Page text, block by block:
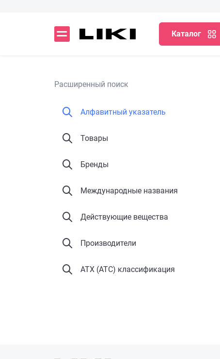
Каталог
Расширенный поиск
Алфавитный указатель
Товары
Бренды
Международные названия
Действующие вещества
Производители
АТХ (ATC) классификация